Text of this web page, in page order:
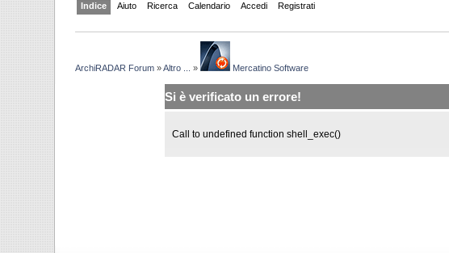
Indice Aiuto Ricerca Calendario Accedi Registrati
ArchiRADAR Forum »Altro ... » Mercatino Software
Si è verificato un errore!
Call to undefined function shell_exec()